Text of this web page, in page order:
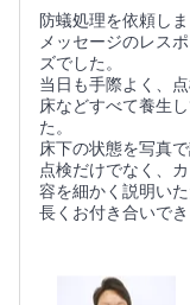
防蟻処理を依頼しま
メッセージのレス
ズでした。
当日も手際よく、
床などすべて養生
た。
床下の状態を写真
点検だけでなく、
容を細かく説明いた
長くお付き合いで